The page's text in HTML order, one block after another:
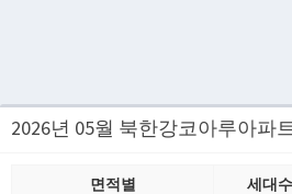
2026년 05월 북한강코아루아파
면적별
세대수